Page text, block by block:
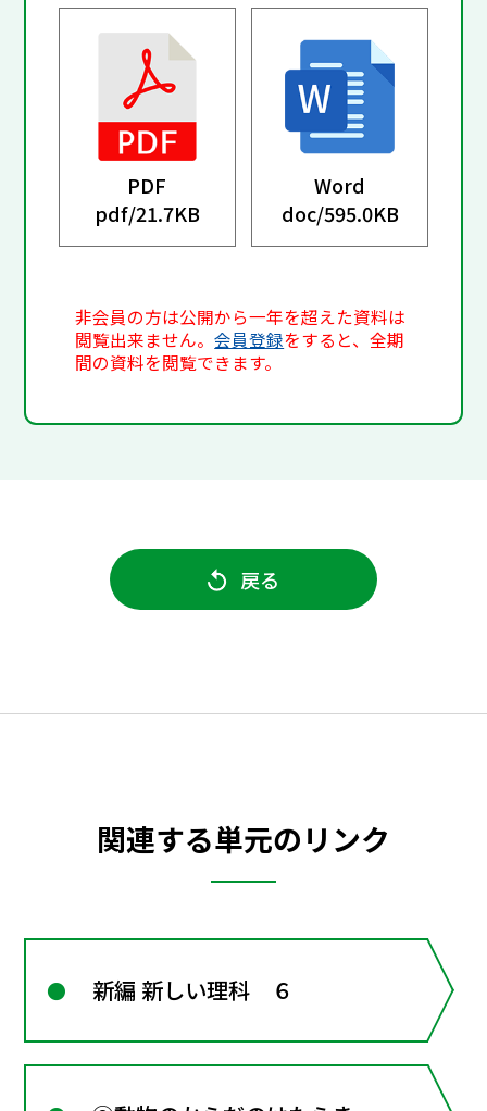
PDF
pdf/21.7KB
Word
doc/595.0KB
非会員の方は公開から一年を超えた資料は
閲覧出来ません。会員登録をすると、全期
間の資料を閲覧できます。
戻る
関連する単元のリンク
新編 新しい理科 ６